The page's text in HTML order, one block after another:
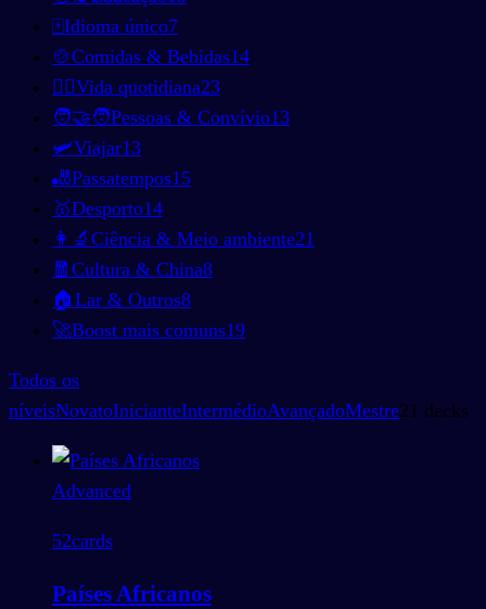
🀄Idioma único7
🍲Comidas & Bebidas14
🚶‍♂️Vida quotidiana23
🧑‍🤝‍🧑Pessoas & Convívio13
🛩️Viajar13
🎳Passatempos15
🥇Desporto14
👩‍🔬 Ciência & Meio ambiente21
🧧 Cultura & China8
🏠 Lar & Outros8
🚀Boost mais comuns19
Todos os
níveisNovatoInicianteIntermédioAvançadoMestre21 decks
Advanced
52cards
Países Africanos